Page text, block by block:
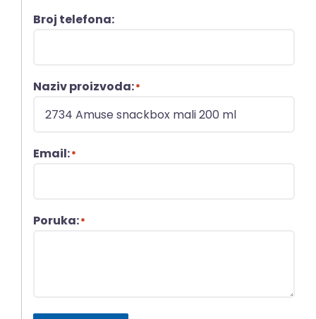
Broj telefona:
Naziv proizvoda:*
Email:*
Poruka:*